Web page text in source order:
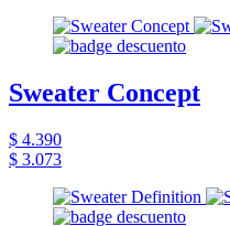
Sweater Concept
$ 4.390
$ 3.073